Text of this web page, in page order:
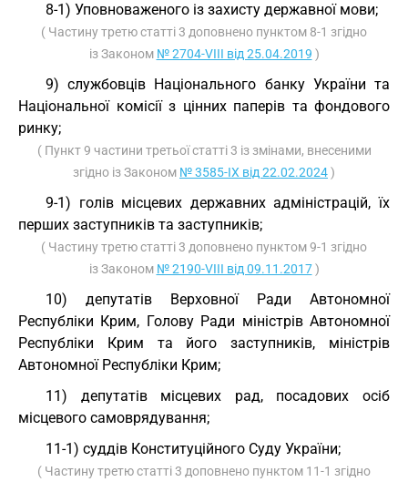
8-1) Уповноваженого із захисту державної мови;
( Частину третю статті 3 доповнено пунктом 8-1 згідно
із Законом № 2704-VIII від 25.04.2019 )
9) службовців Національного банку України та
Національної комісії з цінних паперів та фондового
ринку;
( Пункт 9 частини третьої статті 3 із змінами, внесеними
згідно із Законом № 3585-IX від 22.02.2024)
9-1) голів місцевих державних адміністрацій, їх
перших заступників та заступників;
( Частину третю статті 3 доповнено пунктом 9-1 згідно
із Законом № 2190-VIII від 09.11.2017)
10) депутатів Верховної Ради Автономної
Республіки Крим, Голову Ради міністрів Автономної
Республіки Крим та його заступників, міністрів
Автономної Республіки Крим;
11) депутатів місцевих рад, посадових осіб
місцевого самоврядування;
11-1) суддів Конституційного Суду України;
( Частину третю статті 3 доповнено пунктом 11-1 згідно